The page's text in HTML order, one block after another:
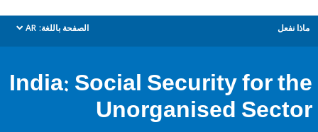
الصفحة باللغة: AR
dropdown
India: Social Security for
Unorganised